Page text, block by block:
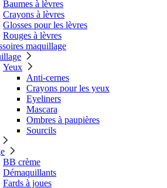
Baumes à lèvres
Crayons à lèvres
Glosses pour les lèvres
Rouges à lèvres
maquillage
Yeux
Anti-cernes
Crayons pour les yeux
Eyeliners
Mascara
Ombres à paupières
Sourcils
BB crème
Démaquillants
Fards à joues